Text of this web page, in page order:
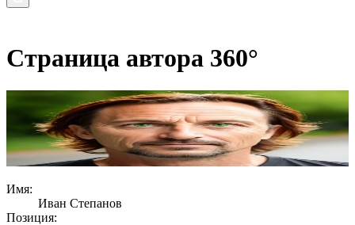
Страница автора 360°
Имя:
Иван Степанов
Позиция: